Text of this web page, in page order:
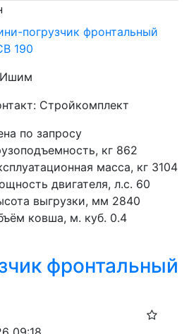
погрузчик фронтальный
190
Ишим
Стройкомплект
по запросу
кг 862
масса, кг 3104
двигателя, л.с. 60
выгрузки, мм 2840
ковша, м. куб. 0.4
фронтальный